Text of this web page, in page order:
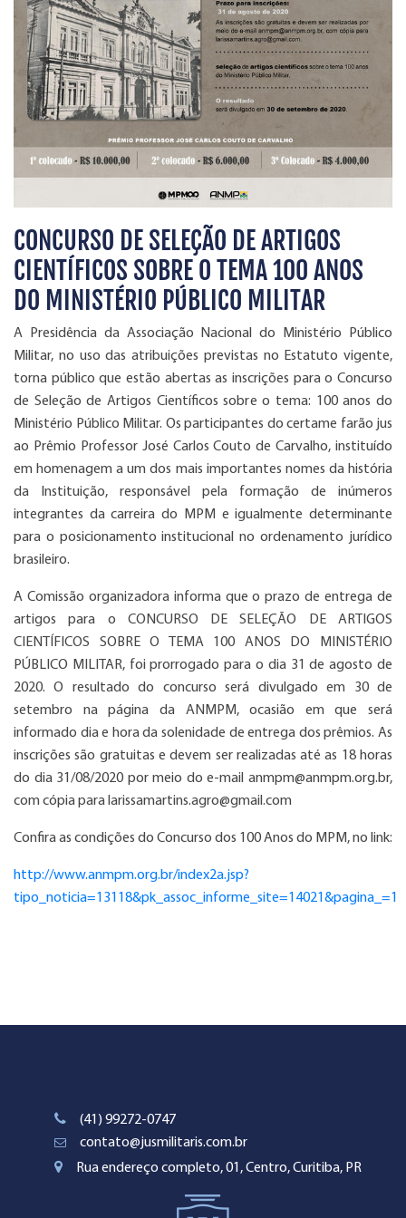
CONCURSO DE SELEÇÃO DE ARTIGOS
CIENTÍFICOS SOBRE O TEMA 100 ANOS
DO MINISTÉRIO PÚBLICO MILITAR
A Presidência da Associação Nacional do Ministério Público
Militar, no uso das atribuições previstas no Estatuto vigente,
torna público que estão abertas as inscrições para o Concurso
de Seleção de Artigos Científicos sobre o tema: 100 anos do
Ministério Público Militar. Os participantes do certame farão jus
ao Prêmio Professor José Carlos Couto de Carvalho, instituído
em homenagem a um dos mais importantes nomes da história
da Instituição, responsável pela formação de inúmeros
integrantes da carreira do MPM e igualmente determinante
para o posicionamento institucional no ordenamento jurídico
brasileiro.
A Comissão organizadora informa que o prazo de entrega de
artigos para o CONCURSO DE SELEÇÃO DE ARTIGOS
CIENTÍFICOS SOBRE O TEMA 100 ANOS DO MINISTÉRIO
PÚBLICO MILITAR, foi prorrogado para o dia 31 de agosto de
2020. O resultado do concurso será divulgado em 30 de
setembro na página da ANMPM, ocasião em que será
informado dia e hora da solenidade de entrega dos prêmios. As
inscrições são gratuitas e devem ser realizadas até as 18 horas
do dia 31/08/2020 por meio do e-mail anmpm@anmpm.org.br,
com cópia para larissamartins.agro@gmail.com
Confira as condições do Concurso dos 100 Anos do MPM, no link:
http://www.anmpm.org.br/index2a.jsp?
tipo_noticia=13118&pk_assoc_informe_site=14021&pagina_=1
(41) 99272-0747
contato@jusmilitaris.com.br
Rua endereço completo, 01, Centro, Curitiba, PR